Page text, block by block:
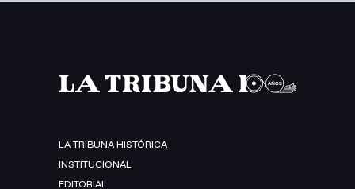
LA TRIBUNA HISTÓRICA
INSTITUCIONAL
EDITORIAL